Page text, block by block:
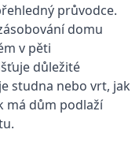
průvodce.
domu
v pěti
důležité
studna nebo vrt, jak
má dům podlaží